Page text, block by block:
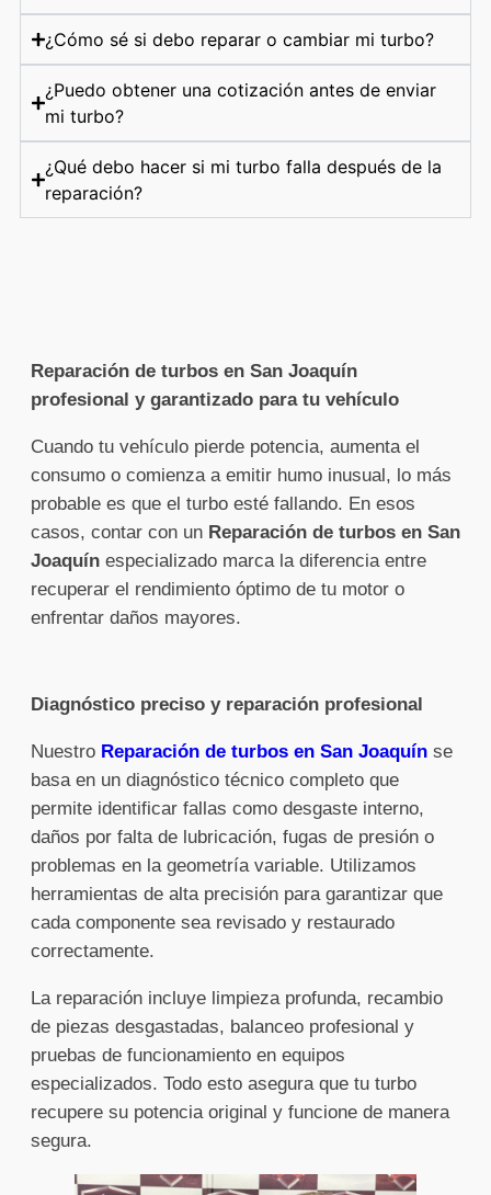
¿Cómo sé si debo reparar o cambiar mi turbo?
¿Puedo obtener una cotización antes de enviar
mi turbo?
¿Qué debo hacer si mi turbo falla después de la
reparación?
Reparación de turbos en San Joaquín
profesional y garantizado para tu vehículo
Cuando tu vehículo pierde potencia, aumenta el
consumo o comienza a emitir humo inusual, lo más
probable es que el turbo esté fallando. En esos
casos, contar con un Reparación de turbos en San
Joaquín especializado marca la diferencia entre
recuperar el rendimiento óptimo de tu motor o
enfrentar daños mayores.
Diagnóstico preciso y reparación profesional
Nuestro Reparación de turbos en San Joaquín se
basa en un diagnóstico técnico completo que
permite identificar fallas como desgaste interno,
daños por falta de lubricación, fugas de presión o
problemas en la geometría variable. Utilizamos
herramientas de alta precisión para garantizar que
cada componente sea revisado y restaurado
correctamente.
La reparación incluye limpieza profunda, recambio
de piezas desgastadas, balanceo profesional y
pruebas de funcionamiento en equipos
especializados. Todo esto asegura que tu turbo
recupere su potencia original y funcione de manera
segura.